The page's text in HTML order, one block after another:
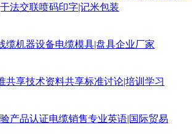
法交联喷码印字|记米包装
缆机器设备电缆模具|盘具企业厂家
共享技术资料共享标准讨论|培训学习
产品认证电缆销售专业英语|国际贸易